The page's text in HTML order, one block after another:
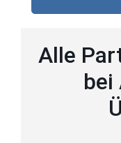
Alle
bei